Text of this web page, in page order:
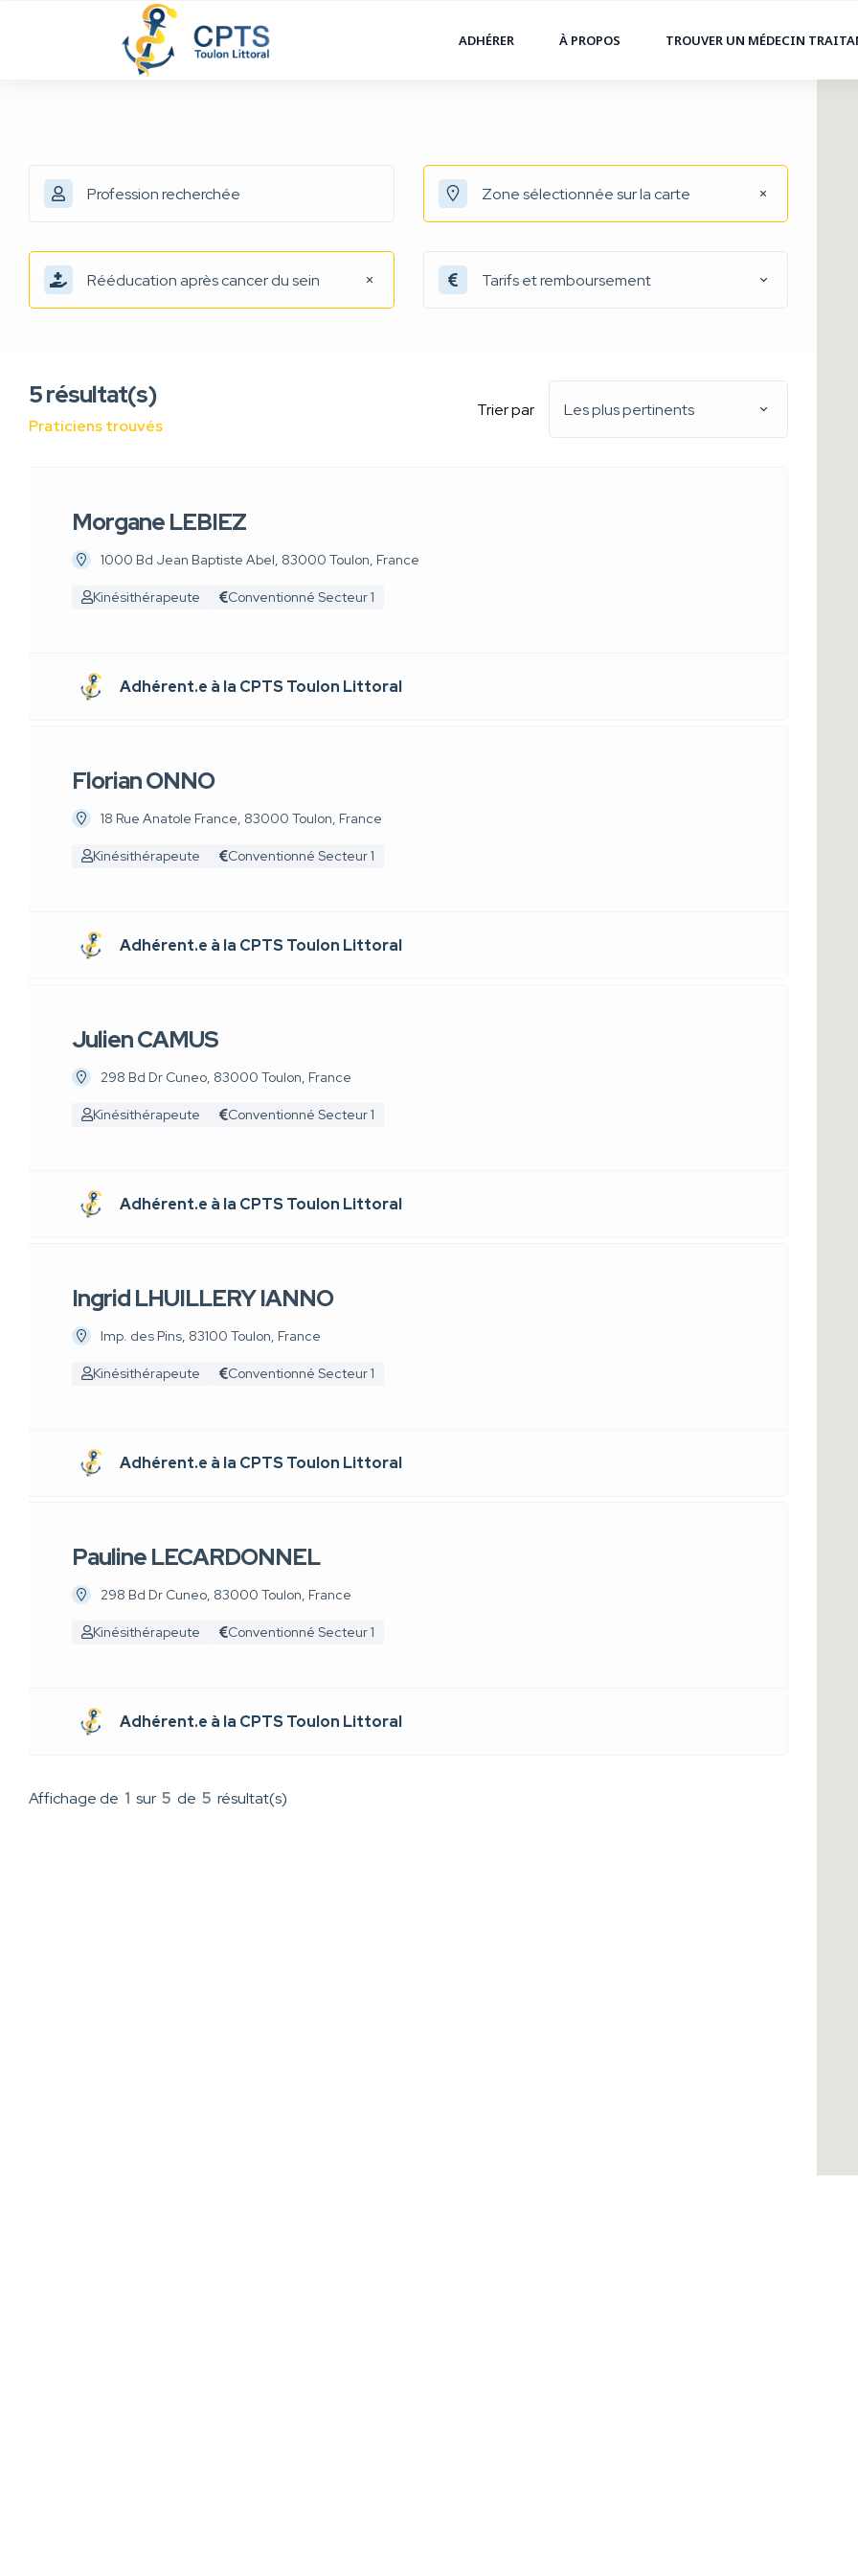
ADHÉRER À PROPOS TROUVER UN MÉDECIN
Rééducation après cancer du sein Tarifs et remboursement
5résultat(s)
Praticiens trouvés
Trier par Les plus pertinents
Morgane LEBIEZ
1000 Bd Jean Baptiste Abel, 83000 Toulon, France
Kinésithérapeute Conventionné Secteur 1
Adhérent.e à la CPTS Toulon Littoral
Florian ONNO
18 Rue Anatole France, 83000 Toulon, France
Kinésithérapeute Conventionné Secteur 1
Adhérent.e à la CPTS Toulon Littoral
Julien CAMUS
298 Bd Dr Cuneo, 83000 Toulon, France
Kinésithérapeute Conventionné Secteur 1
Adhérent.e à la CPTS Toulon Littoral
Ingrid LHUILLERY IANNO
Imp. des Pins, 83100 Toulon, France
Kinésithérapeute Conventionné Secteur 1
Adhérent.e à la CPTS Toulon Littoral
Pauline LECARDONNEL
298 Bd Dr Cuneo, 83000 Toulon, France
Kinésithérapeute Conventionné Secteur 1
Adhérent.e à la CPTS Toulon Littoral
Affichage de 1 sur 5 de 5 résultat(s)